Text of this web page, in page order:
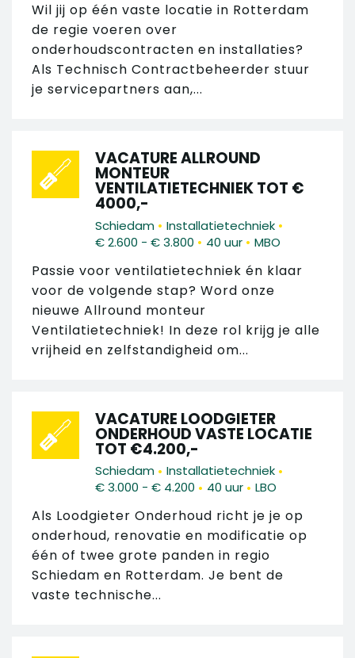
Wil jij op één vaste locatie in Rotterdam
de regie voeren over
onderhoudscontracten en installaties?
Als Technisch Contractbeheerder stuur
je servicepartners aan,...
VACATURE ALLROUND
MONTEUR
VENTILATIETECHNIEK TOT €
4000,-
Schiedam • Installatietechniek •
€ 2.600 - € 3.800 • 40 uur • MBO
Passie voor ventilatietechniek én klaar
voor de volgende stap? Word onze
nieuwe Allround monteur
Ventilatietechniek! In deze rol krijg je alle
vrijheid en zelfstandigheid om...
VACATURE LOODGIETER
ONDERHOUD VASTE LOCATIE
TOT €4.200,-
Schiedam • Installatietechniek •
€ 3.000 - € 4.200 • 40 uur • LBO
Als Loodgieter Onderhoud richt je je op
onderhoud, renovatie en modificatie op
één of twee grote panden in regio
Schiedam en Rotterdam. Je bent de
vaste technische...